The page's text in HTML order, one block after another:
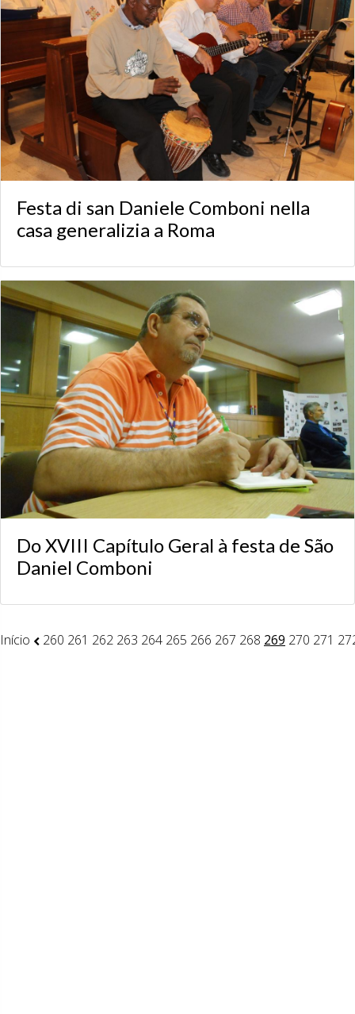
Festa di san Daniele Comboni nella
casa generalizia a Roma
Do XVIII Capítulo Geral à festa de São
Daniel Comboni
Início 260 261 262 263 264 265 266 267 268 269 270 271